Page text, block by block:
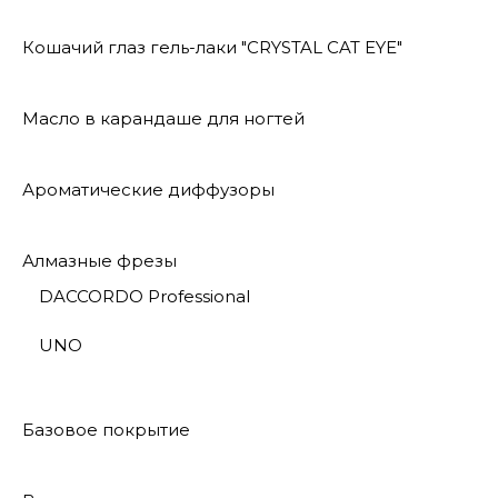
Кошачий глаз гель-лаки "CRYSTAL CAT EYE"
Масло в карандаше для ногтей
Ароматические диффузоры
Алмазные фрезы
DACCORDO Professional
UNO
Базовое покрытие